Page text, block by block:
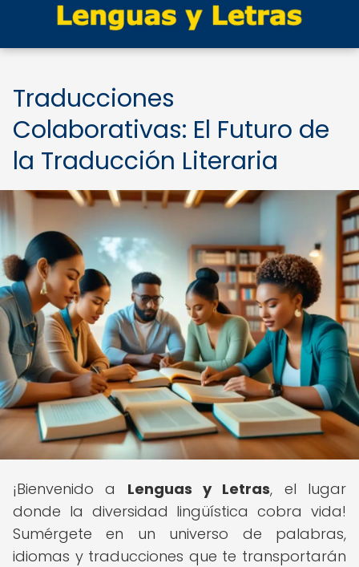
Traducciones
Colaborativas: El Futuro de
la Traducción Literaria
¡Bienvenido a Lenguas y Letras, el lugar
donde la diversidad lingüística cobra vida!
Sumérgete en un universo de palabras,
idiomas y traducciones que te transportarán